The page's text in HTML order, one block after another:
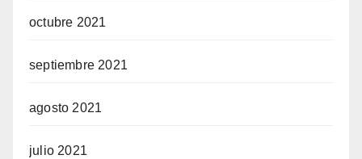
octubre 2021
septiembre 2021
agosto 2021
julio 2021